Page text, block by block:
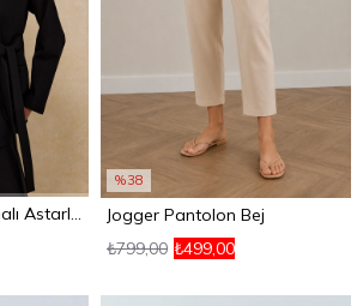
Tek Düğmeli Bağlamalı Astarlı Ceket Siyah
%38
Jogger Pantolon Bej
₺499,00
₺799,00